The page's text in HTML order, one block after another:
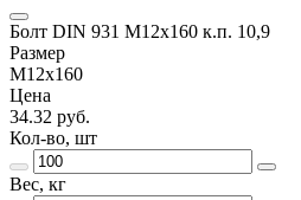
Болт DIN 931 М12х160 к.п. 10,9
Размер
М12х160
Цена
34.32 руб.
Кол-во, шт
Вес, кг